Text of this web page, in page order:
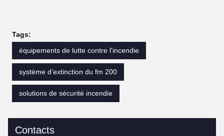
Tags:
équipements de lutte contre l'incendie
système d'extinction du fm 200
solutions de sécurité incendie
Contacts